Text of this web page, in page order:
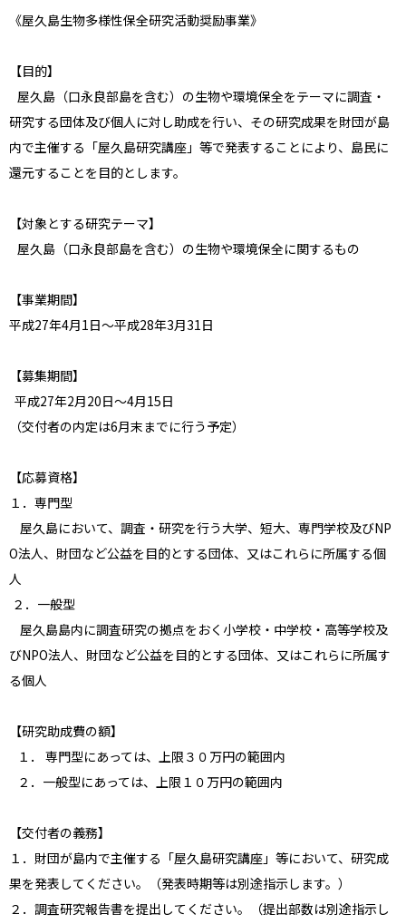
《屋久島生物多様性保全研究活動奨励事業》
【目的】
屋久島（口永良部島を含む）の生物や環境保全をテーマに調査・
研究する団体及び個人に対し助成を行い、その研究成果を財団が島
内で主催する「屋久島研究講座」等で発表することにより、島民に
還元することを目的とします。
【対象とする研究テーマ】
屋久島（口永良部島を含む）の生物や環境保全に関するもの
【事業期間】
平成27年4月1日〜平成28年3月31日
【募集期間】
平成27年2月20日〜4月15日
（交付者の内定は6月末までに行う予定）
【応募資格】
１．専門型
屋久島において、調査・研究を行う大学、短大、専門学校及びNP
O法人、財団など公益を目的とする団体、又はこれらに所属する個
人
２．一般型
屋久島島内に調査研究の拠点をおく小学校・中学校・高等学校及
びNPO法人、財団など公益を目的とする団体、又はこれらに所属す
る個人
【研究助成費の額】
１． 専門型にあっては、上限３０万円の範囲内
２．一般型にあっては、上限１０万円の範囲内
【交付者の義務】
１．財団が島内で主催する「屋久島研究講座」等において、研究成
果を発表してください。（発表時期等は別途指示します。）
２．調査研究報告書を提出してください。（提出部数は別途指示し